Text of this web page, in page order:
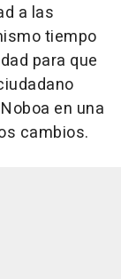
a las
tiempo
para que
en una
cambios.